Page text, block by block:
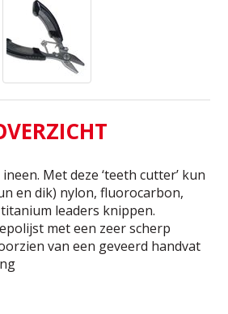
Met deze ‘teeth cutter’ kun
en dik) nylon, fluorocarbon,
leaders knippen.
met een zeer scherp
van een geveerd handvat